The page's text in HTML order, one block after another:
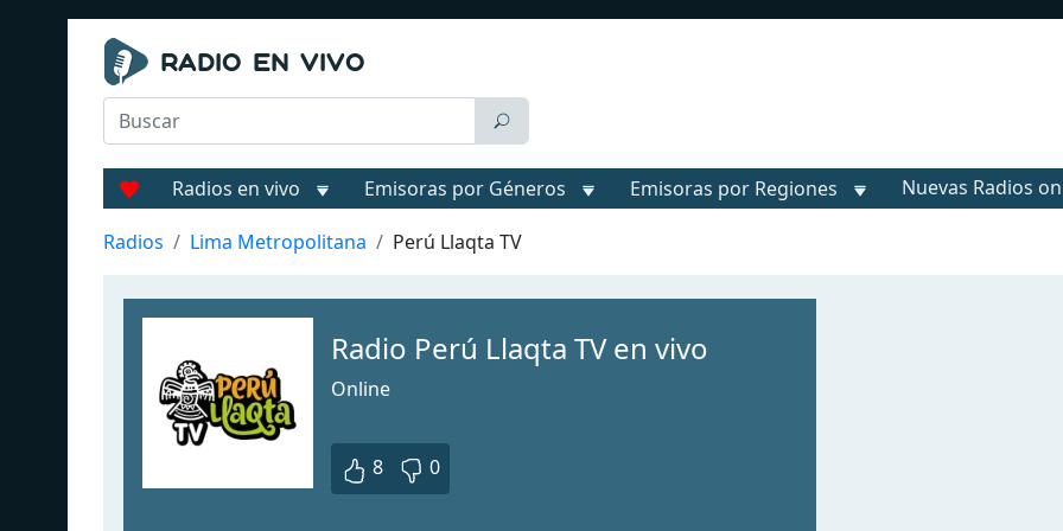
Radios en vivo Emisoras por Géneros Emisoras por Regiones Nuevas Radios
Radios Lima Metropolitana Perú Llaqta TV
Radio Perú Llaqta TV en vivo
Online
8 0